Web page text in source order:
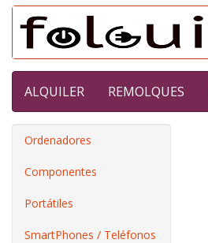
ALQUILER REMOLQUES
Ordenadores
Componentes
Portátiles
SmartPhones / Teléfonos